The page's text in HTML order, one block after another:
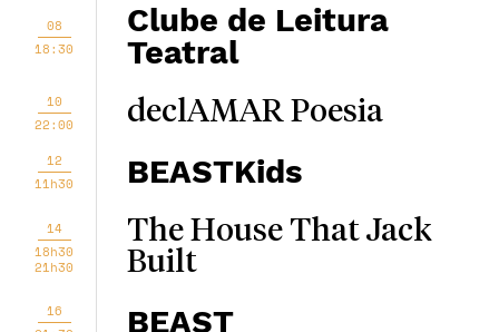
08
18:30
Clube de Leitura
Teatral
10
22:00
declAMAR Poesia
12
11h30
BEASTKids
14
18h30
21h30
The House That Jack
Built
16
BEAST